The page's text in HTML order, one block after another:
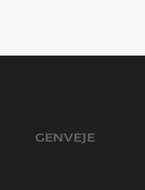
GENVEJE